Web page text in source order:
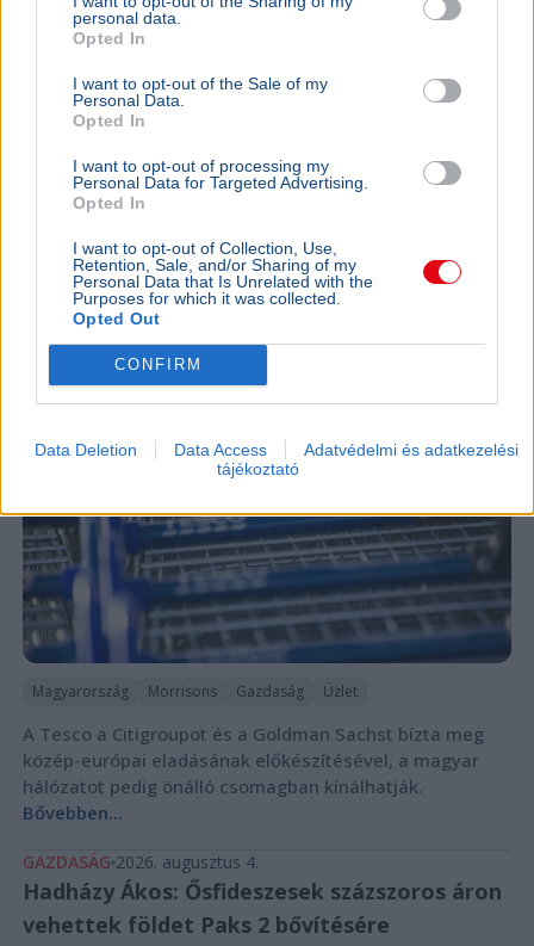
personal data.
Opted In
I want to opt-out of the Sale of my
Personal Data.
Opted In
I want to opt-out of processing my
Personal Data for Targeted Advertising.
Opted In
I want to opt-out of Collection, Use,
Retention, Sale, and/or Sharing of my
Personal Data that Is Unrelated with the
Purposes for which it was collected.
Opted Out
CONFIRM
Data Deletion Data Access
Adatvédelmi és adatkezelési
tájékoztató
Egyesült Államok Irán Hormuzi-szoros
ma megállapodás születhet Irán és az Egyesült Államok
között a Hormuzi-szoros újranyitásáról.
Ajánljuk még
GAZDASÁG 2026. augusztus 4.
Harminc év után tényleg búcsúzhat
Magyarországtól a Tesco
Magyarország Morrisons Gazdaság Üzlet
A Tesco a Citigroupot és a Goldman Sachst bízta meg
közép-európai eladásának előkészítésével, a magyar
hálózatot pedig önálló csomagban kínálhatják.
Bővebben...
GAZDASÁG 2026. augusztus 4.
Hadházy Ákos: Ősfideszesek százszoros áron
vehettek földet Paks 2 bővítésére